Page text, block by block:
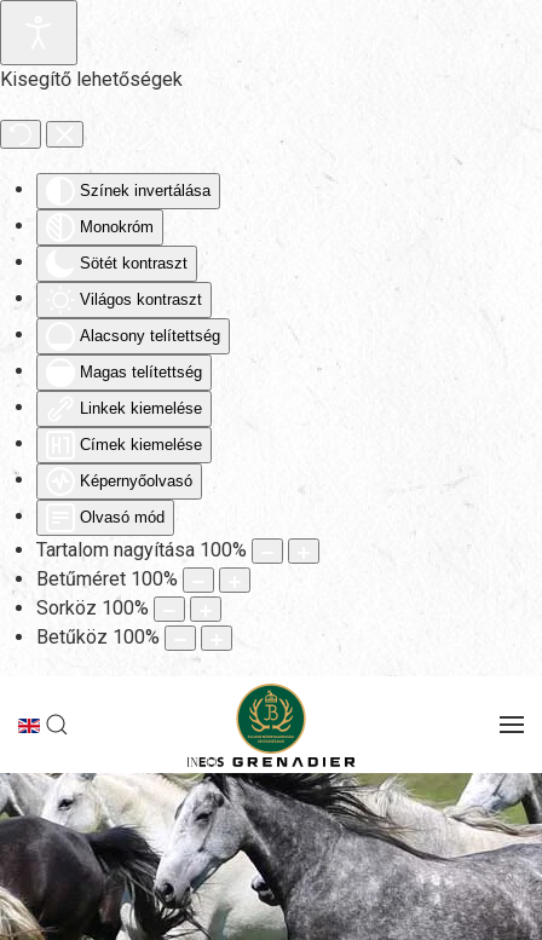
Kisegítő lehetőségek
Színek invertálása
Monokróm
Sötét kontraszt
Világos kontraszt
Alacsony telítettség
Magas telítettség
Linkek kiemelése
Címek kiemelése
Képernyőolvasó
Olvasó mód
Tartalom nagyítása 100%
Betűméret 100%
Sorköz 100%
Betűköz 100%
Fő tartalom átugrása